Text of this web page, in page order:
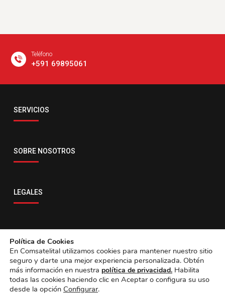
Teléfono
+591 69895061
servicio@comsatelital.com.bo
SERVICIOS
SOBRE NOSOTROS
LEGALES
Política de Cookies
En Comsatelital utilizamos cookies para mantener nuestro sitio
seguro y darte una mejor experiencia personalizada. Obtén
más información en nuestra política de privacidad. Habilita
todas las cookies haciendo clic en Aceptar o configura su uso
desde la opción Configurar.